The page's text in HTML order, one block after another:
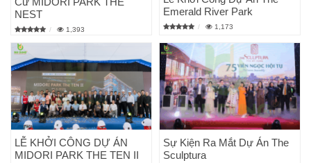
NEST
1,393
Emerald River Park
1,173
LỄ KHỞI CÔNG DỰ ÁN
MIDORI PARK THE TEN II
Sự Kiện Ra Mắt Dự Án The
Sculptura